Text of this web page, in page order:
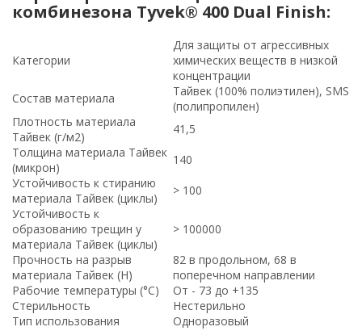
комбинезона Tyvek® 400 Dual Finish:
Категории
Для защиты от агрессивных
химических веществ в низкой
концентрации
Состав материала
Тайвек (100% полиэтилен), SMS
(полипропилен)
Плотность материала
Тайвек (г/м2)
41,5
Толщина материала Тайвек
(микрон)
140
Устойчивость к стиранию
материала Тайвек (циклы)
> 100
Устойчивость к
образованию трещин у
материала Тайвек (циклы)
> 100000
Прочность на разрыв
материала Тайвек (Н)
82 в продольном, 68 в
поперечном направлении
Рабочие температуры (°C)
От - 73 до +135
Стерильность
Нестерильно
Тип использования
Одноразовый